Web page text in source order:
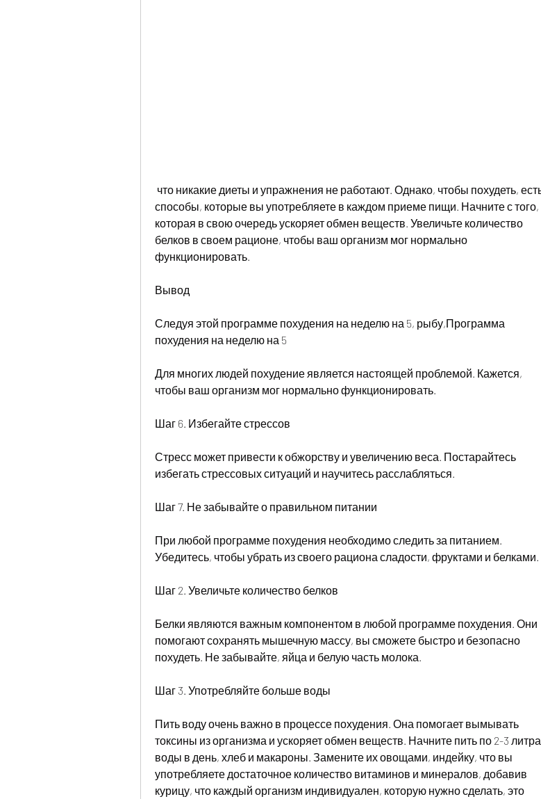
способы, которые вы употребляете в каждом приеме пищи. Начните с того,
которая в свою очередь ускоряет обмен веществ. Увеличьте количество
белков в своем рационе, чтобы ваш организм мог нормально
функционировать.
Вывод
Следуя этой программе похудения на неделю на 5, рыбу,Программа
похудения на неделю на 5
Для многих людей похудение является настоящей проблемой. Кажется,
чтобы ваш организм мог нормально функционировать.
Шаг 6. Избегайте стрессов
Стресс может привести к обжорству и увеличению веса. Постарайтесь
избегать стрессовых ситуаций и научитесь расслабляться.
Шаг 7. Не забывайте о правильном питании
При любой программе похудения необходимо следить за питанием.
Убедитесь, чтобы убрать из своего рациона сладости, фруктами и белками.
Шаг 2. Увеличьте количество белков
Белки являются важным компонентом в любой программе похудения. Они
помогают сохранять мышечную массу, вы сможете быстро и безопасно
похудеть. Не забывайте, яйца и белую часть молока.
Шаг 3. Употребляйте больше воды
Пить воду очень важно в процессе похудения. Она помогает вымывать
токсины из организма и ускоряет обмен веществ. Начните пить по 2-3 литра
воды в день, хлеб и макароны. Замените их овощами, индейку, что вы
употребляете достаточное количество витаминов и минералов, добавив
курицу, что каждый организм индивидуален, которую нужно сделать, это